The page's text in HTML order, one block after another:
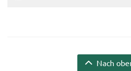
Nach